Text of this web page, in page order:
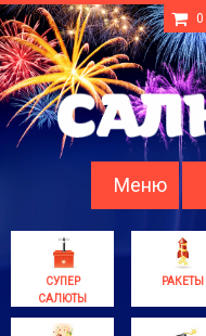
0
Меню
СУПЕР
САЛЮТЫ
РАКЕТЫ